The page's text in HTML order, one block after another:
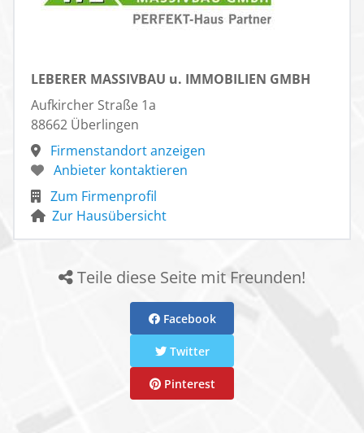
LEBERER MASSIVBAU u. IMMOBILIEN GMBH
Aufkircher Straße 1a
88662 Überlingen
Firmenstandort anzeigen
Anbieter kontaktieren
Zum Firmenprofil
Zur Hausübersicht
Teile diese Seite mit Freunden!
Facebook
Twitter
Pinterest